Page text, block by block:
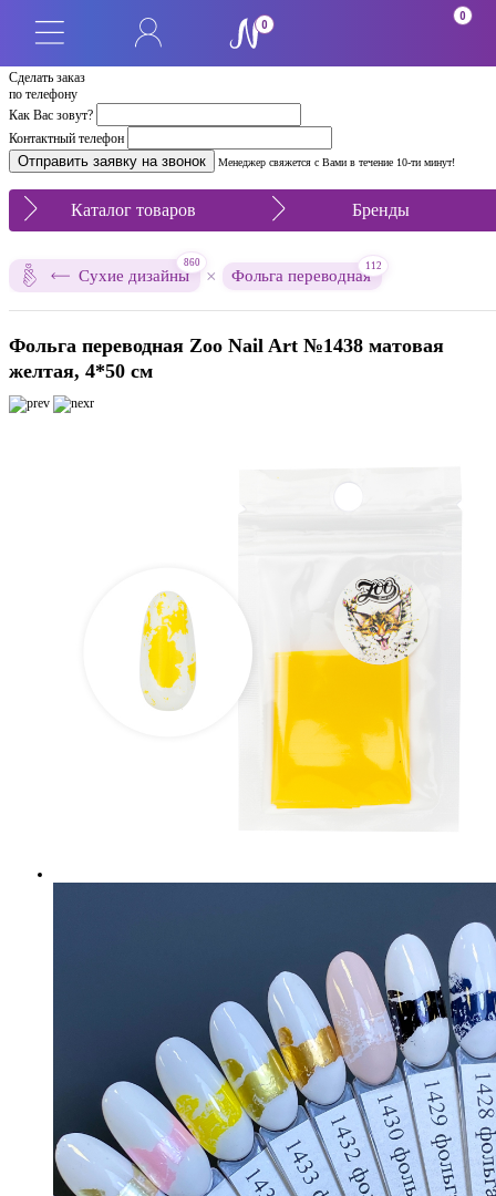
Сделать заказ
по телефону
Как Вас зовут?
Контактный телефон
Менеджер свяжется с Вами в течение 10-ти минут!
0
0
Каталог товаров Бренды
Сухие дизайны
860
× Фольга переводная
112
Фольга переводная Zoo Nail Art №1438 матовая
желтая, 4*50 см